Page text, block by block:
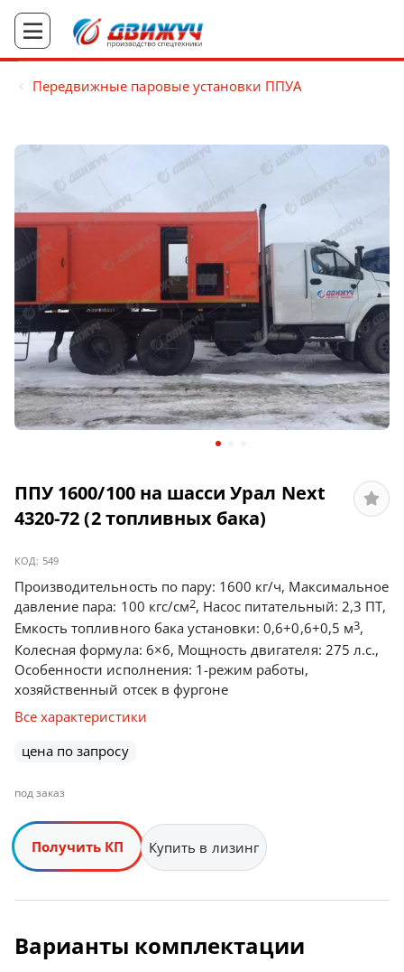
Передвижные паровые установки ППУА
ППУ 1600/100 на шасси Урал Next
4320-72 (2 топливных бака)
КОД: 549
Производительность по пару: 1600 кг/ч, Максимальное
давление пара: 100 кгс/см2, Насос питательный: 2,3 ПТ,
Емкость топливного бака установки: 0,6+0,6+0,5 м3,
Колесная формула: 6×6, Мощность двигателя: 275 л.с.,
Особенности исполнения: 1-режим работы,
хозяйственный отсек в фургоне
Все характеристики
цена по запросу
под заказ
Получить КП Купить в лизинг
Варианты комплектации